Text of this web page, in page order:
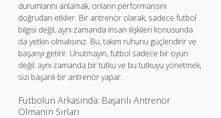
durumlarını anlamak, onların performansını
doğrudan etkiler. Bir antrenör olarak, sadece futbol
bilgisi değil, aynı zamanda insan ilişkileri konusunda
da yetkin olmalısınız. Bu, takım ruhunu güçlendirir ve
başarıyı getirir. Unutmayın, futbol sadece bir oyun
değil; aynı zamanda bir tutku ve bu tutkuyu yönetmek,
sizi başarılı bir antrenör yapar.
Futbolun Arkasında: Başarılı Antrenör
Olmanın Sırları